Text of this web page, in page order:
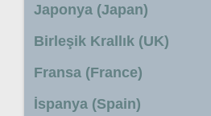
Japonya (Japan)
Birleşik Krallık (UK)
Fransa (France)
İspanya (Spain)